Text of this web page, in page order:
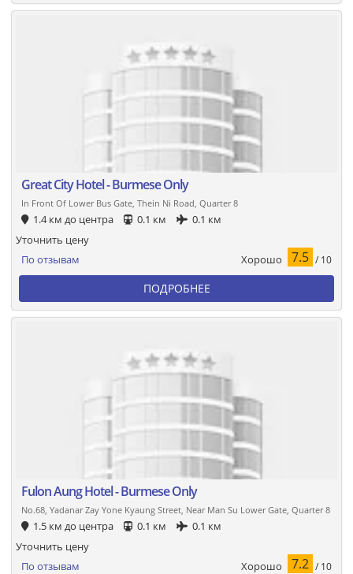
Great City Hotel - Burmese Only
In Front Of Lower Bus Gate, Thein Ni Road, Quarter 8
1.4 км до центра 0.1 км 0.1 км
По отзывам Хорошо 7.5 / 10
Уточнить цену
ПОДРОБНЕЕ
Fulon Aung Hotel - Burmese Only
No.68, Yadanar Zay Yone Kyaung Street, Near Man Su Lower Gate, Quarter 8
1.5 км до центра 0.1 км 0.1 км
По отзывам Хорошо 7.2 / 10
Уточнить цену